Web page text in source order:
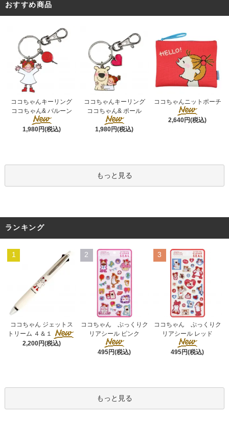
おすすめ商品
ココちゃんキーリング
ココちゃん& バルーン
1,980円(税込)
ココちゃんキーリング
ココちゃん& ポール
1,980円(税込)
ココちゃんニットポーチ
2,640円(税込)
もっと見る
ランキング
1
ココちゃん ジェットス
トリーム ４＆１
2,200円(税込)
2
ココちゃん ぷっくりク
リアシール ピンク
495円(税込)
3
ココちゃん ぷっくりク
リアシール レッド
495円(税込)
もっと見る